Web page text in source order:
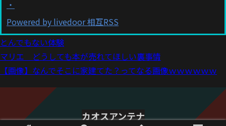
Powered by livedoor 相互RSS
とんでもない体験
マリエ どうしても本が売れてほしい裏事情
【画像】なんでそこに家建てた？ってなる画像ｗｗｗｗｗｗ
カオスアンテナ